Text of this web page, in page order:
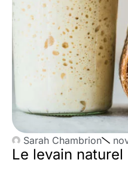
Sarah Chambrion
Le levain naturel